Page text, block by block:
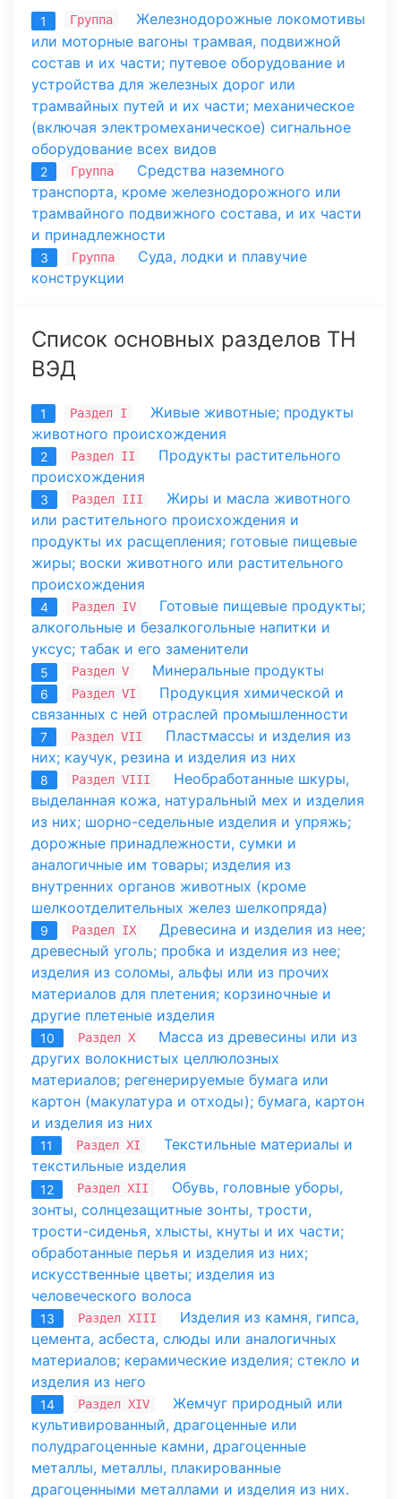
1 Группа
Железнодорожные локомотивы
или моторные вагоны трамвая, подвижной
состав и их части; путевое оборудование и
устройства для железных дорог или
трамвайных путей и их части; механическое
(включая электромеханическое) сигнальное
оборудование всех видов
2 Группа
Средства наземного
транспорта, кроме железнодорожного или
трамвайного подвижного состава, и их части
и принадлежности
3 Группа
Суда, лодки и плавучие
конструкции
Список основных разделов ТН
ВЭД
1 Раздел I
Живые животные; продукты
животного происхождения
2 Раздел II
Продукты растительного
происхождения
3 Раздел III
Жиры и масла животного
или растительного происхождения и
продукты их расщепления; готовые пищевые
жиры; воски животного или растительного
происхождения
4 Раздел IV
Готовые пищевые продукты;
алкогольные и безалкогольные напитки и
уксус; табак и его заменители
5 Раздел V Минеральные продукты
6 Раздел VI
Продукция химической и
связанных с ней отраслей промышленности
7 Раздел VII
Пластмассы и изделия из
них; каучук, резина и изделия из них
8 Раздел VIII
Необработанные шкуры,
выделанная кожа, натуральный мех и изделия
из них; шорно-седельные изделия и упряжь;
дорожные принадлежности, сумки и
аналогичные им товары; изделия из
внутренних органов животных (кроме
шелкоотделительных желез шелкопряда)
9 Раздел IX
Древесина и изделия из нее;
древесный уголь; пробка и изделия из нее;
изделия из соломы, альфы или из прочих
материалов для плетения; корзиночные и
другие плетеные изделия
10 Раздел X
Масса из древесины или из
других волокнистых целлюлозных
материалов; регенерируемые бумага или
картон (макулатура и отходы); бумага, картон
и изделия из них
11 Раздел XI
Текстильные материалы и
текстильные изделия
12 Раздел XII
Обувь, головные уборы,
зонты, солнцезащитные зонты, трости,
трости-сиденья, хлысты, кнуты и их части;
обработанные перья и изделия из них;
искусственные цветы; изделия из
человеческого волоса
13 Раздел XIII
Изделия из камня, гипса,
цемента, асбеста, слюды или аналогичных
материалов; керамические изделия; стекло и
изделия из него
14 Раздел XIV
Жемчуг природный или
культивированный, драгоценные или
полудрагоценные камни, драгоценные
металлы, металлы, плакированные
драгоценными металлами и изделия из них.